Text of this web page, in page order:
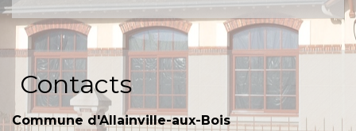
Contacts
Commune d'Allainville-aux-Bois